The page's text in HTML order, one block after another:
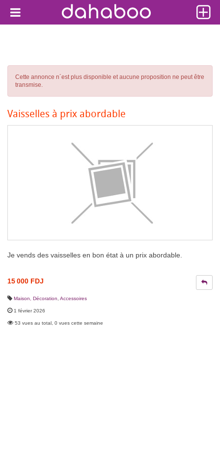
Cette annonce n´est plus disponible et aucune proposition ne peut être
transmise.
Vaisselles à prix abordable
Je vends des vaisselles en bon état à un prix abordable.
15 000 FDJ
Maison, Décoration Accessoires
1 février 2026
53 vues au total, 0 vues cette semaine